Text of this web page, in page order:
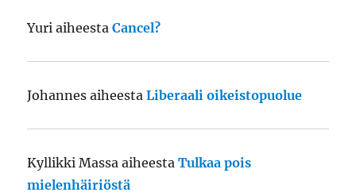
Yuri aiheestaCancel?
Johannes aiheestaLiberaali oikeistopuolue
Kyllikki Massa aiheestaTulkaa pois
mielenhäiriöstä